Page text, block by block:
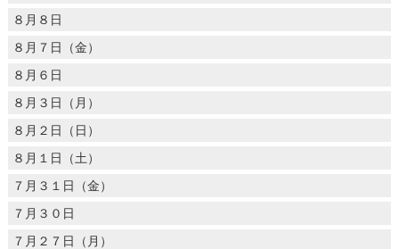
８月８日
８月７日（金）
８月６日
８月３日（月）
８月２日（日）
８月１日（土）
７月３１日（金）
７月３０日
７月２７日（月）